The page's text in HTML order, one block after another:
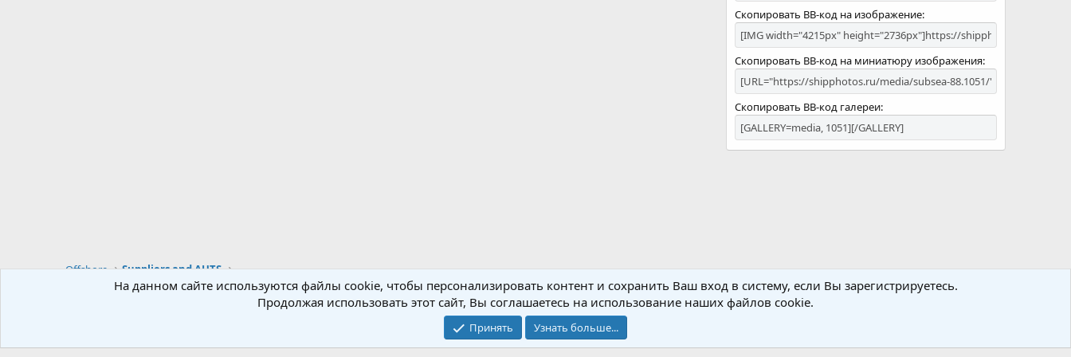
Скопировать BB-код на изображение
Скопировать BB-код на миниатюру изображения
Скопировать BB-код галереи
Offshore Suppliers and AHTS
Обратная связь Условия и правила Политика конфиденциальности
На данном сайте используются файлы cookie, чтобы персонализировать контент и сохранить Ваш вход в систему, если Вы зарегистрируетесь.
Продолжая использовать этот сайт, Вы соглашаетесь на использование наших файлов cookie.
Принять Узнать больше...